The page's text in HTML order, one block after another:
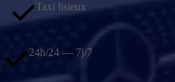
Taxi lisieux
24h/24 — 7j/7